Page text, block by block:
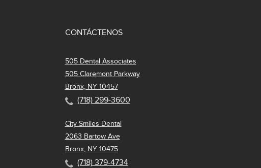
CONTÁCTENOS
505 Dental Associates
505 Claremont Parkway
Bronx, NY 10457
(718) 299-3600
City Smiles Dental
2063 Bartow Ave
Bronx, NY 10475
(718) 379-4734